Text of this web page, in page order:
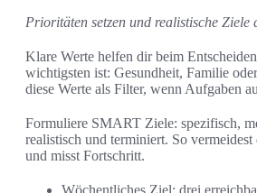
Prioritäten setzen und realistische Ziele
Klare Werte helfen dir beim
wichtigsten ist: Gesundheit, Familie
diese Werte als Filter, wenn Aufgaben
Formuliere SMART Ziele: spezifisch,
realistisch und terminiert. So
und misst Fortschritt.